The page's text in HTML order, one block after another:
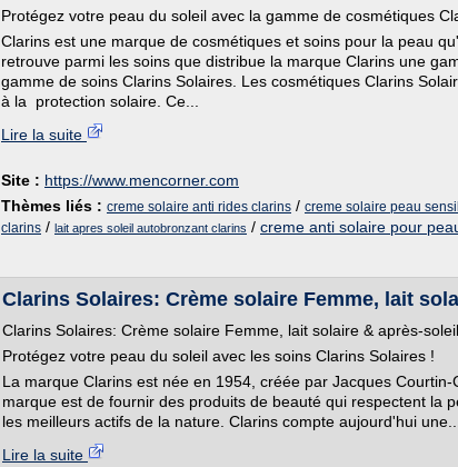
Protégez votre peau du soleil avec la gamme de cosmétiques
Clarins est une marque de cosmétiques et soins pour la peau
retrouve parmi les soins que distribue la marque Clarins une
gamme de soins Clarins Solaires. Les cosmétiques Clarins
à la protection solaire. Ce...
Lire la suite
Site : https://www.mencorner.com
Thèmes liés : creme solaire anti rides clarins / creme solaire peau
clarins / lait apres soleil autobronzant clarins / creme anti solaire pour
Clarins Solaires: Crème solaire Femme, lait
Clarins Solaires: Crème solaire Femme, lait solaire & après-
Protégez votre peau du soleil avec les soins Clarins Solaires !
La marque Clarins est née en 1954, créée par Jacques Courtin-
marque est de fournir des produits de beauté qui respectent la
les meilleurs actifs de la nature. Clarins compte aujourd'hui une...
Lire la suite